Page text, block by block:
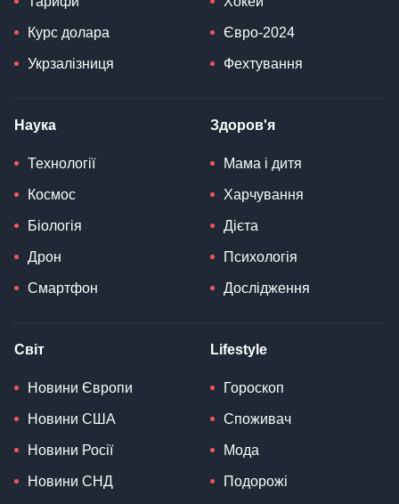
Курс долара
Укрзалізниця
Євро-2024
Фехтування
Наука
Технології
Космос
Біологія
Дрон
Смартфон
Здоров'я
Мама і дитя
Харчування
Дієта
Психологія
Дослідження
Світ
Новини Європи
Новини США
Новини Росії
Новини СНД
Lifestyle
Гороскоп
Споживач
Мода
Подорожі